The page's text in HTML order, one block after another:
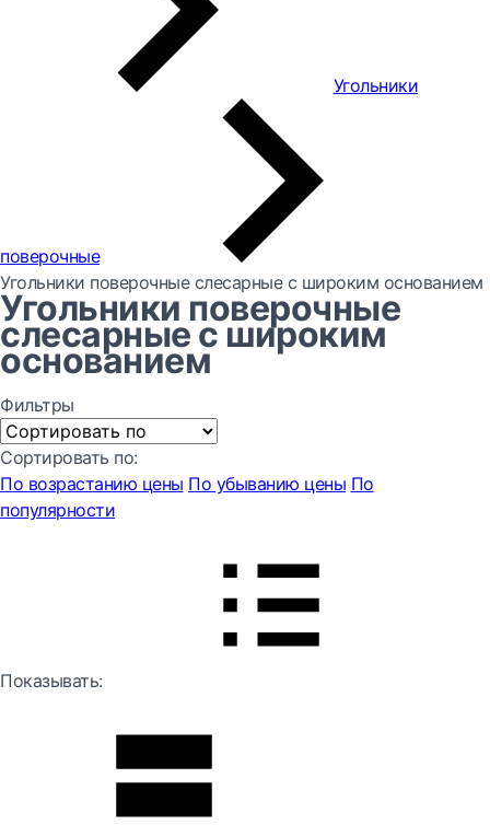
Угольники
поверочные
Угольники поверочные слесарные с широким основанием
Угольники поверочные
слесарные с широким
основанием
Фильтры
Сортировать по:
По возрастанию цены По убыванию цены По
популярности
Показывать: